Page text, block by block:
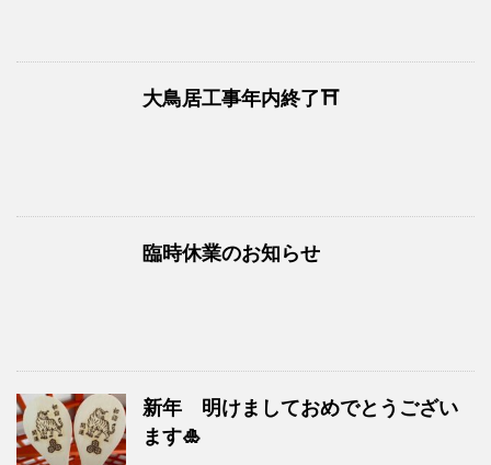
大鳥居工事年内終了⛩
臨時休業のお知らせ
新年 明けましておめでとうござい
ます🎍